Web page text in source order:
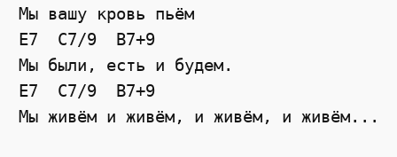
Мы вашу кровь пьём
E7  C7/9  B7+9
Мы были, есть и будем.
E7  C7/9  B7+9
Мы живём и живём, и живём, и живём...